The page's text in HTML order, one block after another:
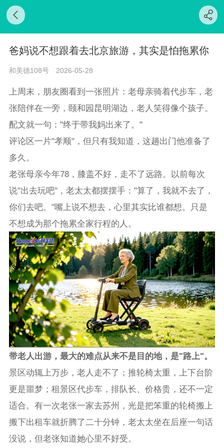
爸妈说不想跟着去北京旅游，其实是怕拖累你
和美德108号 2026-05-28
上周末，朋友圈看到一张照片：老母亲骑着代步车，老
张陪伴在一旁，颐和园昆明湖边，老人笑得像个孩子。
配文就一句："终于带我妈出来了。"
评论区一片"孝顺"，但只有我知道，这趟出门他准备了
多久。
老张母亲今年78，膝盖不好，走不了远路。以前每次
说"出去玩吧"，老太太都摆摆手："算了，我就不去了，
你们去吧。"嘴上说不想去，心里其实比谁都想。只是
不想成为那个拖累全家行程的人。
带老人出游，最大的难点从来不是目的地，是"路上"。
景区动辄上万步，老人走不了；推轮椅太重，上下台阶
更是噩梦；租景区代步车，排队长、价格贵，还不一定
适合。有一次老张一家去苏州，光是把笨重的轮椅搬上
搬下出租车就折腾了二十分钟，老太太坐在后座一句话
没说，但老张知道她心里不好受。